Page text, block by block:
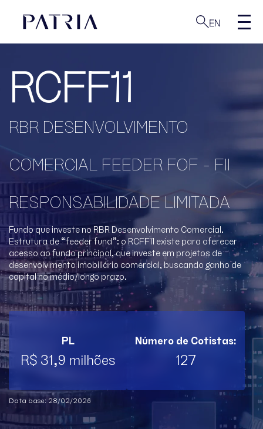
EN
RCFF11
RBR DESENVOLVIMENTO
COMERCIAL FEEDER FOF - FII
RESPONSABILIDADE LIMITADA
Fundo que investe no RBR Desenvolvimento Comercial.
Estrutura de “feeder fund”: o RCFF11 existe para oferecer
acesso ao fundo principal, que investe em projetos de
desenvolvimento imobiliário comercial, buscando ganho de
capital no médio/longo prazo.
PL
R$ 31,9 milhões
Número de Cotistas:
127
Data base: 28/02/2026